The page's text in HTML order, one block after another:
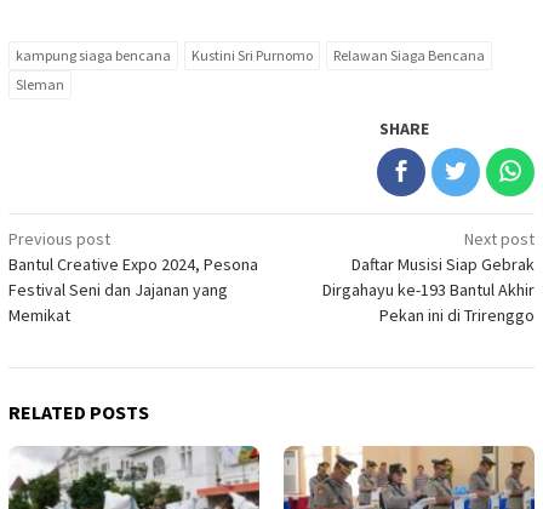
kampung siaga bencana Kustini Sri Purnomo
Relawan Siaga Bencana
Sleman
SHARE
Post
navigation
Previous post
Bantul Creative Expo 2024, Pesona
Festival Seni dan Jajanan yang
Memikat
Next post
Daftar Musisi Siap Gebrak
Dirgahayu ke-193 Bantul Akhir
Pekan ini di Trirenggo
RELATED POSTS